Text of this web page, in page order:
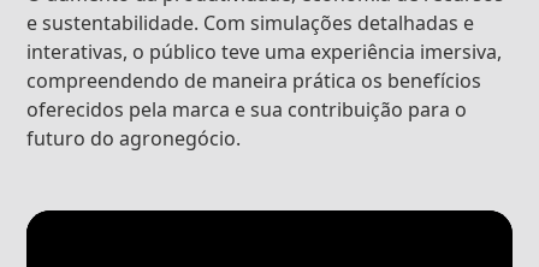
e sustentabilidade. Com simulações detalhadas e
interativas, o público teve uma experiência imersiva,
compreendendo de maneira prática os benefícios
oferecidos pela marca e sua contribuição para o
futuro do agronegócio.